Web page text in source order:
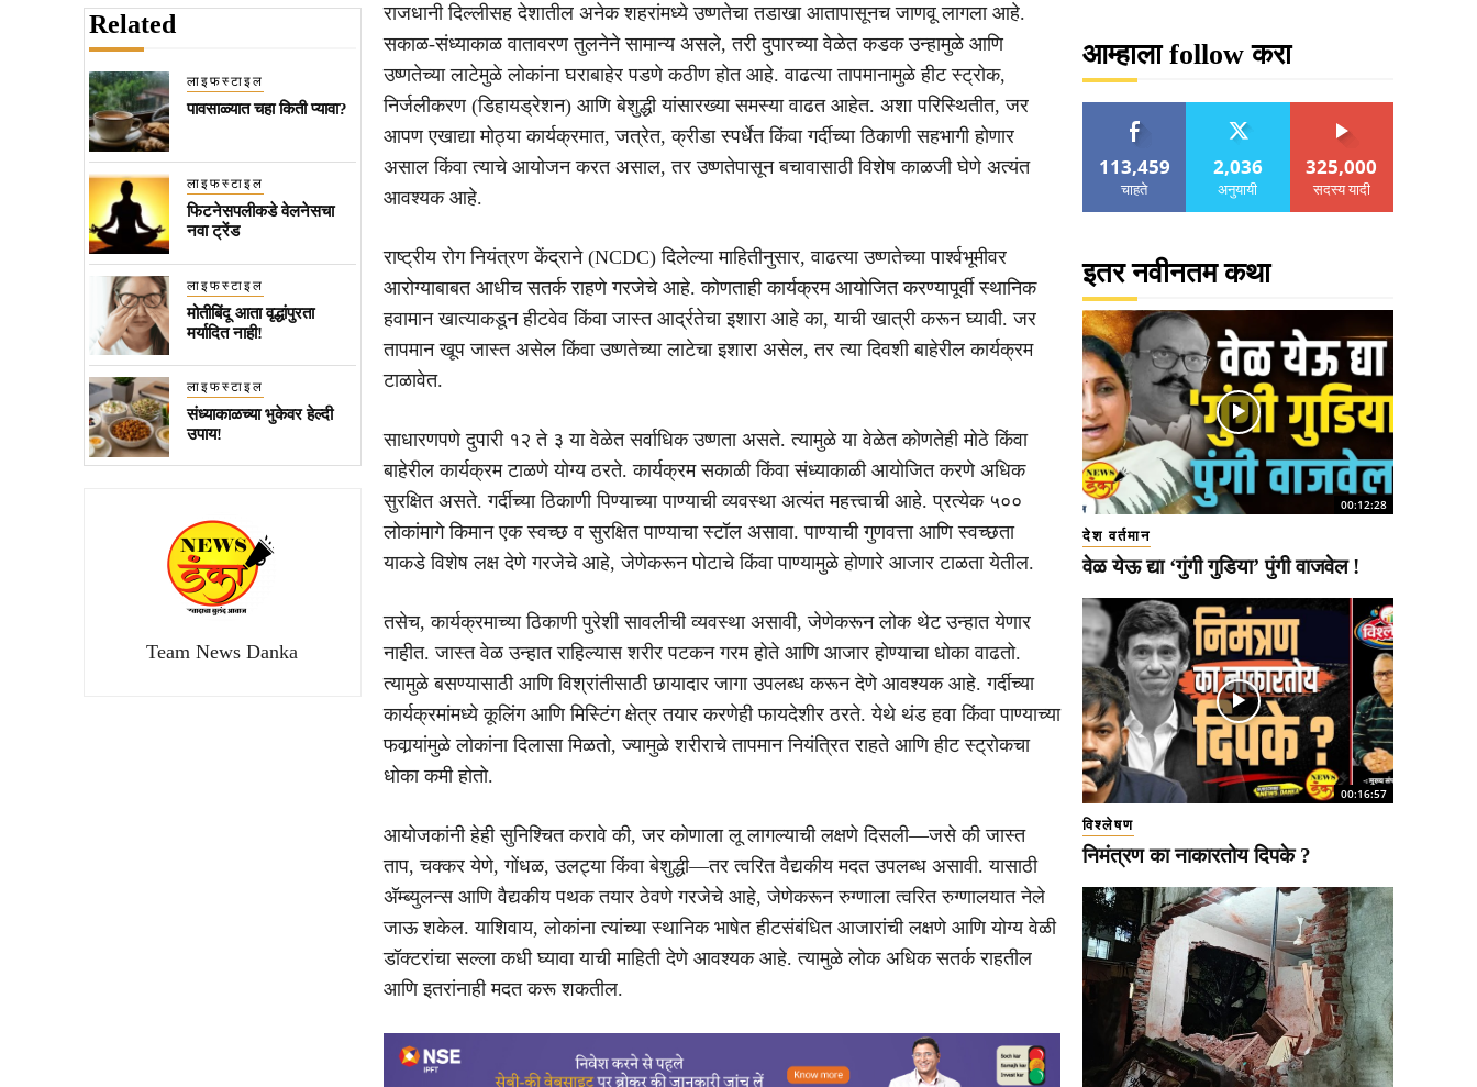
Related
लाइफस्टाइल
पावसाळ्यात चहा किती प्यावा?
लाइफस्टाइल
फिटनेसपलीकडे वेलनेसचा
नवा ट्रेंड
लाइफस्टाइल
मोतीबिंदू आता वृद्धांपुरता
मर्यादित नाही!
लाइफस्टाइल
संध्याकाळच्या भुकेवर हेल्दी
उपाय!
Team News Danka
राजधानी दिल्लीसह देशातील अनेक शहरांमध्ये उष्णतेचा तडाखा आतापासूनच जाणवू लागला आहे.
सकाळ-संध्याकाळ वातावरण तुलनेने सामान्य असले, तरी दुपारच्या वेळेत कडक उन्हामुळे आणि
उष्णतेच्या लाटेमुळे लोकांना घराबाहेर पडणे कठीण होत आहे. वाढत्या तापमानामुळे हीट स्ट्रोक,
निर्जलीकरण (डिहायड्रेशन) आणि बेशुद्धी यांसारख्या समस्या वाढत आहेत. अशा परिस्थितीत, जर
आपण एखाद्या मोठ्या कार्यक्रमात, जत्रेत, क्रीडा स्पर्धेत किंवा गर्दीच्या ठिकाणी सहभागी होणार
असाल किंवा त्याचे आयोजन करत असाल, तर उष्णतेपासून बचावासाठी विशेष काळजी घेणे अत्यंत
आवश्यक आहे.
राष्ट्रीय रोग नियंत्रण केंद्राने (NCDC) दिलेल्या माहितीनुसार, वाढत्या उष्णतेच्या पार्श्वभूमीवर
आरोग्याबाबत आधीच सतर्क राहणे गरजेचे आहे. कोणताही कार्यक्रम आयोजित करण्यापूर्वी स्थानिक
हवामान खात्याकडून हीटवेव किंवा जास्त आर्द्रतेचा इशारा आहे का, याची खात्री करून घ्यावी. जर
तापमान खूप जास्त असेल किंवा उष्णतेच्या लाटेचा इशारा असेल, तर त्या दिवशी बाहेरील कार्यक्रम
टाळावेत.
साधारणपणे दुपारी १२ ते ३ या वेळेत सर्वाधिक उष्णता असते. त्यामुळे या वेळेत कोणतेही मोठे किंवा
बाहेरील कार्यक्रम टाळणे योग्य ठरते. कार्यक्रम सकाळी किंवा संध्याकाळी आयोजित करणे अधिक
सुरक्षित असते. गर्दीच्या ठिकाणी पिण्याच्या पाण्याची व्यवस्था अत्यंत महत्त्वाची आहे. प्रत्येक ५००
लोकांमागे किमान एक स्वच्छ व सुरक्षित पाण्याचा स्टॉल असावा. पाण्याची गुणवत्ता आणि स्वच्छता
याकडे विशेष लक्ष देणे गरजेचे आहे, जेणेकरून पोटाचे किंवा पाण्यामुळे होणारे आजार टाळता येतील.
तसेच, कार्यक्रमाच्या ठिकाणी पुरेशी सावलीची व्यवस्था असावी, जेणेकरून लोक थेट उन्हात येणार
नाहीत. जास्त वेळ उन्हात राहिल्यास शरीर पटकन गरम होते आणि आजार होण्याचा धोका वाढतो.
त्यामुळे बसण्यासाठी आणि विश्रांतीसाठी छायादार जागा उपलब्ध करून देणे आवश्यक आहे. गर्दीच्या
कार्यक्रमांमध्ये कूलिंग आणि मिस्टिंग क्षेत्र तयार करणेही फायदेशीर ठरते. येथे थंड हवा किंवा पाण्याच्या
फवार्‍यांमुळे लोकांना दिलासा मिळतो, ज्यामुळे शरीराचे तापमान नियंत्रित राहते आणि हीट स्ट्रोकचा
धोका कमी होतो.
आयोजकांनी हेही सुनिश्चित करावे की, जर कोणाला लू लागल्याची लक्षणे दिसली—जसे की जास्त
ताप, चक्कर येणे, गोंधळ, उलट्या किंवा बेशुद्धी—तर त्वरित वैद्यकीय मदत उपलब्ध असावी. यासाठी
अ‍ॅम्ब्युलन्स आणि वैद्यकीय पथक तयार ठेवणे गरजेचे आहे, जेणेकरून रुग्णाला त्वरित रुग्णालयात नेले
जाऊ शकेल. याशिवाय, लोकांना त्यांच्या स्थानिक भाषेत हीटसंबंधित आजारांची लक्षणे आणि योग्य वेळी
डॉक्टरांचा सल्ला कधी घ्यावा याची माहिती देणे आवश्यक आहे. त्यामुळे लोक अधिक सतर्क राहतील
आणि इतरांनाही मदत करू शकतील.
आम्हाला follow करा
113,459
चाहते
2,036
अनुयायी
325,000
सदस्य यादी
इतर नवीनतम कथा
00:12:28
देश वर्तमान
वेळ येऊ द्या ‘गुंगी गुडिया’ पुंगी वाजवेल !
00:16:57
विश्लेषण
निमंत्रण का नाकारतोय दिपके ?